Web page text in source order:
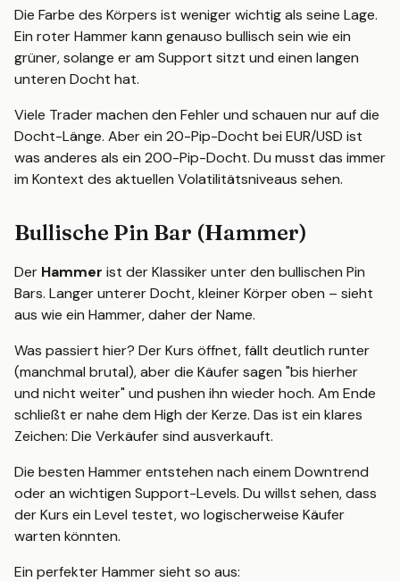
Die Farbe des Körpers ist weniger wichtig als seine Lage.
Ein roter Hammer kann genauso bullisch sein wie ein
grüner, solange er am Support sitzt und einen langen
unteren Docht hat.
Viele Trader machen den Fehler und schauen nur auf die
Docht-Länge. Aber ein 20-Pip-Docht bei EUR/USD ist
was anderes als ein 200-Pip-Docht. Du musst das immer
im Kontext des aktuellen Volatilitätsniveaus sehen.
Bullische Pin Bar (Hammer)
Der Hammer ist der Klassiker unter den bullischen Pin
Bars. Langer unterer Docht, kleiner Körper oben – sieht
aus wie ein Hammer, daher der Name.
Was passiert hier? Der Kurs öffnet, fällt deutlich runter
(manchmal brutal), aber die Käufer sagen "bis hierher
und nicht weiter" und pushen ihn wieder hoch. Am Ende
schließt er nahe dem High der Kerze. Das ist ein klares
Zeichen: Die Verkäufer sind ausverkauft.
Die besten Hammer entstehen nach einem Downtrend
oder an wichtigen Support-Levels. Du willst sehen, dass
der Kurs ein Level testet, wo logischerweise Käufer
warten könnten.
Ein perfekter Hammer sieht so aus: